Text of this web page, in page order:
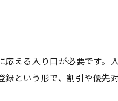
える入り口が必要です。
という形で、割引や優先